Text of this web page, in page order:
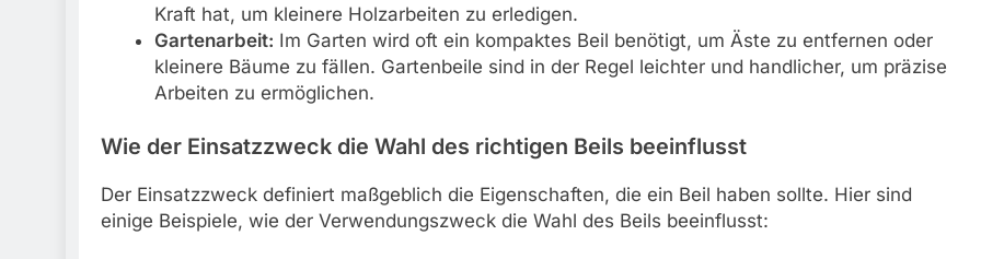
Kraft hat, um kleinere Holzarbeiten zu erledigen.
Gartenarbeit: Im Garten wird oft ein kompaktes Beil benötigt, um Äste zu entfernen oder
kleinere Bäume zu fällen. Gartenbeile sind in der Regel leichter und handlicher, um präzise
Arbeiten zu ermöglichen.
Wie der Einsatzzweck die Wahl des richtigen Beils beeinflusst
Der Einsatzzweck definiert maßgeblich die Eigenschaften, die ein Beil haben sollte. Hier sind
einige Beispiele, wie der Verwendungszweck die Wahl des Beils beeinflusst: